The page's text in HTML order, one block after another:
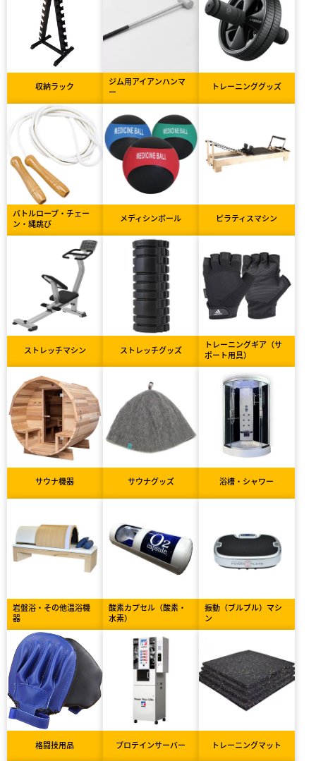
収納ラック
ジム用アイアンハンマ
ー
トレーニンググッズ
バトルロープ・チェー
ン・縄跳び
メディシンボール ピラティスマシン
ストレッチマシン ストレッチグッズ
トレーニングギア（サ
ポート用具）
サウナ機器 サウナグッズ 浴槽・シャワー
岩盤浴・その他温浴機
器
酸素カプセル（酸素・
水素）
振動（ブルブル）マシ
ン
格闘技用品 プロテインサーバー トレーニングマット